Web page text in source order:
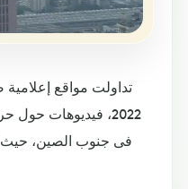
2022، فيديوهات
فى جنوب الصين، حيث